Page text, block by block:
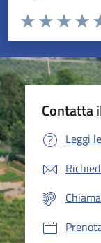
Valuta da 1 a 5
Valuta 3
Valuta 2
Valuta 1 stelle
Contatta
Leggi